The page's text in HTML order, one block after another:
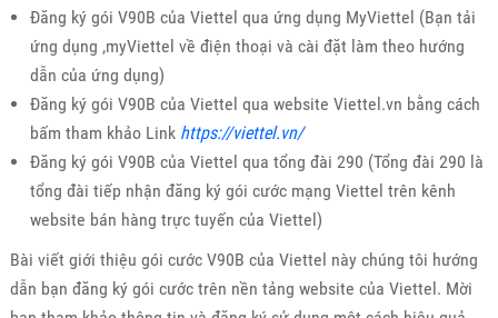
Đăng ký gói V90B của Viettel qua ứng dụng MyViettel (Bạn tải
ứng dụng ,myViettel về điện thoại và cài đặt làm theo hướng
dẫn của ứng dụng)
Đăng ký gói V90B của Viettel qua website Viettel.vn bằng cách
bấm tham khảo Link https://viettel.vn/
Đăng ký gói V90B của Viettel qua tổng đài 290 (Tổng đài 290 là
tổng đài tiếp nhận đăng ký gói cước mạng Viettel trên kênh
website bán hàng trực tuyến của Viettel)
Bài viết giới thiệu gói cước V90B của Viettel này chúng tôi hướng
dẫn bạn đăng ký gói cước trên nền tảng website của Viettel. Mời